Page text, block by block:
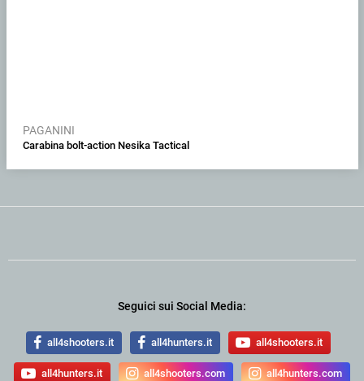
PAGANINI
Carabina bolt-action Nesika Tactical
Seguici sui Social Media:
all4shooters.it all4hunters.it all4shooters.it
all4hunters.it all4shooters.com all4hunters.com